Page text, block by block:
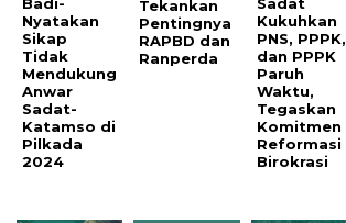
Nyatakan
Sikap
Tidak
Mendukung
Anwar
Sadat-
Katamso di
Pilkada
2024
Tekankan
Pentingnya
RAPBD dan
Ranperda
Kukuhkan
PNS, PPPK,
dan PPPK
Paruh
Waktu,
Tegaskan
Komitmen
Reformasi
Birokrasi